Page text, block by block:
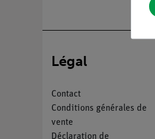
Légal
Contact
Conditions générales de
vente
Déclaration de